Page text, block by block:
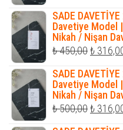
fiyat:
₺
SADE
Davetiye Model
Nikah / Nişan
₺450,00Orijinal
fiyat:
₺
₺
SADE
Davetiye Model
Nikah / Nişan
₺500,00Orijinal
fiyat:
₺